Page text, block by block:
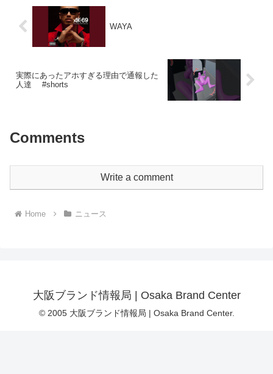
WAYA
実際にあったアホすぎる理由で通報した
人達 #shorts
Comments
Write a comment
Home ニュース
大阪ブランド情報局 | Osaka Brand Center
© 2005 大阪ブランド情報局 | Osaka Brand Center.